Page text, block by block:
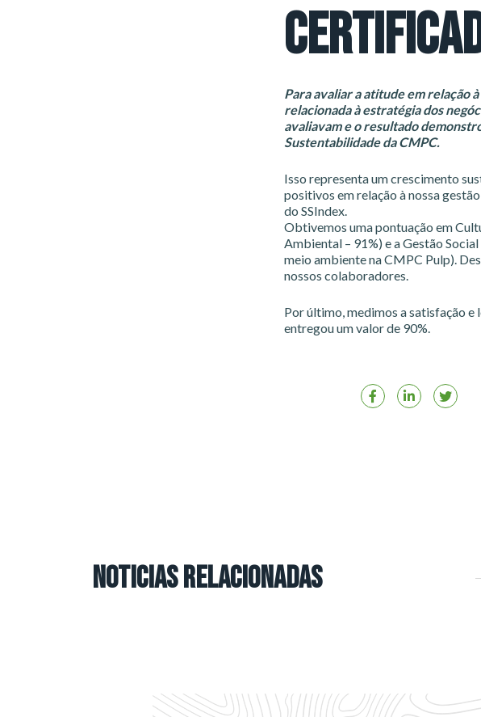
Para avaliar a atitude em relação
relacionada à estratégia dos
avaliavam e o resultado
Sustentabilidade da CMPC.
Isso representa um crescimento
positivos em relação à nossa
do SSIndex.
Obtivemos uma pontuação em
Ambiental – 91%) e a Gestão
meio ambiente na CMPC Pulp).
nossos colaboradores.
Por último, medimos a satisfação e
entregou um valor de 90%.
NOTICIAS RELACIONADAS